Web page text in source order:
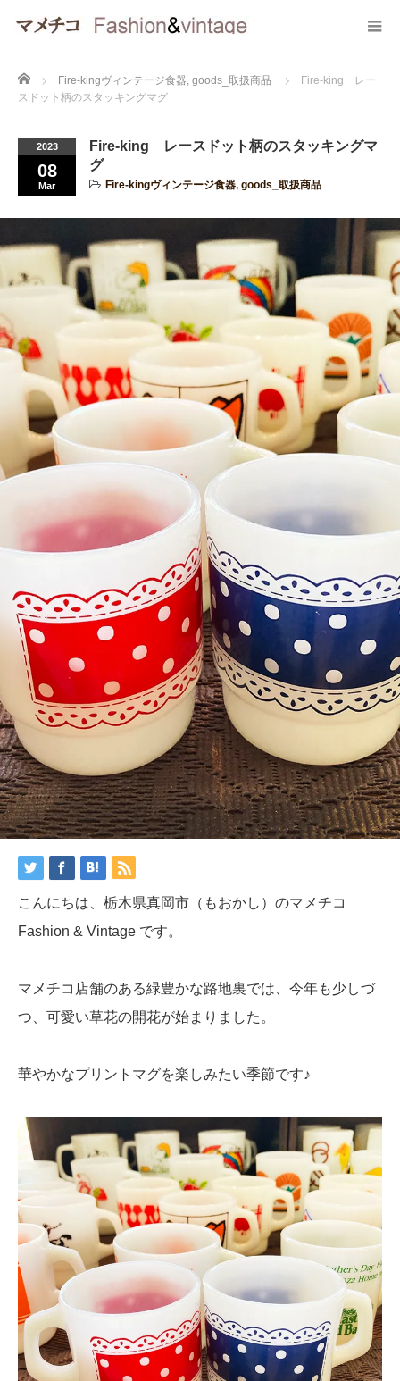
Home Fire-kingヴィンテージ食器, goods_取扱商品
Fire-king レー
スドット柄のスタッキングマグ
2023
08
Mar
Fire-king レースドット柄のスタッキングマ
グ
Fire-kingヴィンテージ食器, goods_取扱商品
こんにちは、栃木県真岡市（もおかし）のマメチコ
Fashion & Vintage です。
マメチコ店舗のある緑豊かな路地裏では、今年も少しづ
つ、可愛い草花の開花が始まりました。
華やかなプリントマグを楽しみたい季節です♪